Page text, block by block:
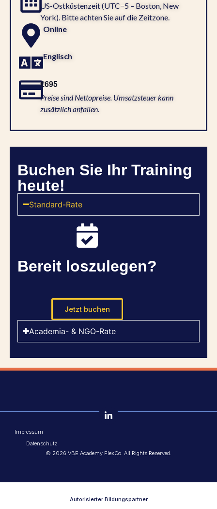
US-Ostküstenzeit (UTC−5 – Boston, New
York). Bitte achten Sie auf die Zeitzone.
Online
Englisch
€695
Preise sind Nettopreise. Umsatzsteuer kann
zusätzlich anfallen.
Buchen Sie Ihr Training
heute!
Standard-Rate
Bereit loszulegen?
Jetzt buchen
Academia- & NGO-Rate
Impressum
© 2026 VBE Academy FlexCo. All Rights Reserved.
Datenschutz
Autorisierter Bildungspartner